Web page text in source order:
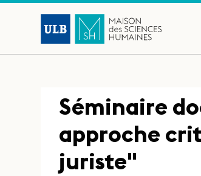
Séminaire
approche
juriste"